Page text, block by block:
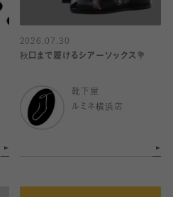
2026.07.30
秋口まで履けるシアーソックス💐
靴下屋
ルミネ横浜店